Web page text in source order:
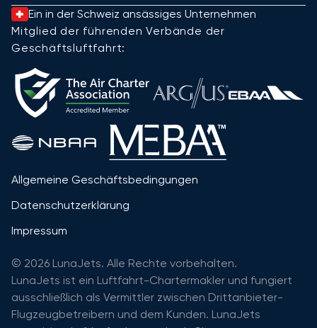
Ein in der Schweiz ansässiges Unternehmen
Mitglied der führenden Verbände der
Geschäftsluftfahrt:
Allgemeine Geschäftsbedingungen
Datenschutzerklärung
Impressum
© 2026 LunaJets. Alle Rechte vorbehalten.
LunaJets ist ein Luftfahrt-Chartermakler und fungiert
ausschließlich als Vermittler zwischen Drittanbieter-
Flugzeugbetreibern und dem Kunden. LunaJets